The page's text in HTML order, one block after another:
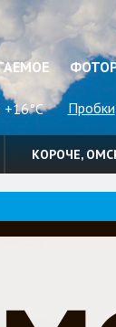
+16°C Пробки
КОРОЧЕ,